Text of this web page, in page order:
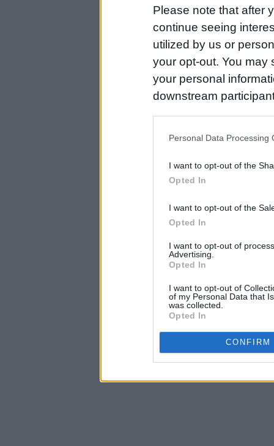
Please note that after
continue seeing
utilized by us or
your opt-out. You may
your personal
downstream
us to third parties on
Personal Data Processing
I want to opt-out of the
Opted In
I want to opt-out of the
Opted In
I want to opt-out of
Advertising.
Opted In
I want to opt-out of
of my Personal Data that
was collected.
Opted In
CONFIRM